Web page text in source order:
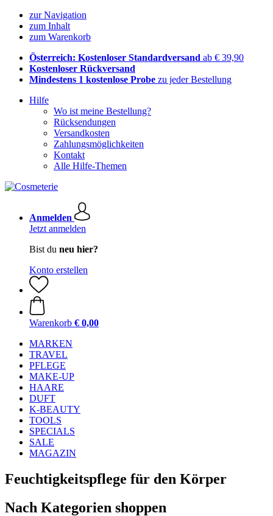
zur Navigation
zum Inhalt
zum Warenkorb
Österreich: Kostenloser Standardversand ab € 39,90
Kostenloser Rückversand
Mindestens 1 kostenlose Probe zu jeder Bestellung
Hilfe
Wo ist meine Bestellung?
Rücksendungen
Versandkosten
Zahlungsmöglichkeiten
Kontakt
Alle Hilfe-Themen
Anmelden
Jetzt anmelden
Bist du neu hier?
Konto erstellen
Warenkorb € 0,00
MARKEN
TRAVEL
PFLEGE
MAKE-UP
HAARE
DUFT
K-BEAUTY
TOOLS
SPECIALS
SALE
MAGAZIN
Feuchtigkeitspflege für den Körper
Nach Kategorien shoppen